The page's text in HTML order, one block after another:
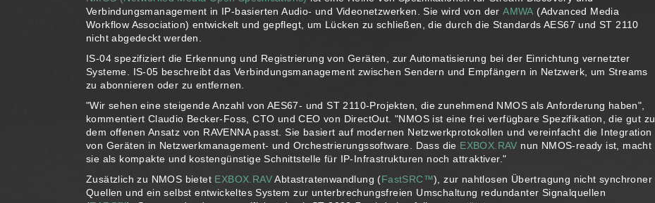
Verbindungsmanagement in IP-basierten Audio- und Videonetzwerken. Sie wird von derAMWA (Advanced Media
Workflow Association) entwickelt und gepflegt, um Lücken zu schließen, die durch die Standards AES67 und ST 2110
nicht abgedeckt werden.
IS-04 spezifiziert die Erkennung und Registrierung von Geräten, zur Automatisierung bei der Einrichtung vernetzter
Systeme. IS-05 beschreibt das Verbindungsmanagement zwischen Sendern und Empfängern in Netzwerk, um Streams
zu abonnieren oder zu entfernen.
"Wir sehen eine steigende Anzahl von AES67- und ST 2110-Projekten, die zunehmend NMOS als Anforderung haben",
kommentiert Claudio Becker-Foss, CTO und CEO von DirectOut. "NMOS ist eine frei verfügbare Spezifikation, die gut zu
dem offenen Ansatz von RAVENNA passt. Sie basiert auf modernen Netzwerkprotokollen und vereinfacht die Integration
von Geräten in Netzwerkmanagement- und Orchestrierungssoftware. Dass die EXBOX.RAV nun NMOS-ready ist, macht
sie als kompakte und kostengünstige Schnittstelle für IP-Infrastrukturen noch attraktiver."
Zusätzlich zu NMOS bietet EXBOX.RAVAbtastratenwandlung (FastSRC™), zur nahtlosen Übertragung nicht synchroner
Quellen und ein selbst entwickeltes System zur unterbrechungsfreien Umschaltung redundanter Signalquellen